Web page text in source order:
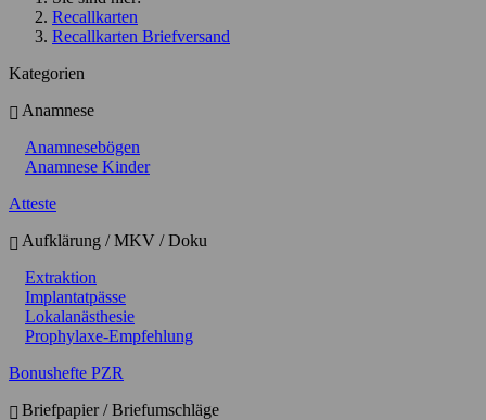
Recallkarten
Recallkarten Briefversand
Kategorien
Anamnese
Anamnesebögen
Anamnese Kinder
Atteste
Aufklärung / MKV / Doku
Extraktion
Implantatpässe
Lokalanästhesie
Prophylaxe-Empfehlung
Bonushefte PZR
Briefpapier / Briefumschläge